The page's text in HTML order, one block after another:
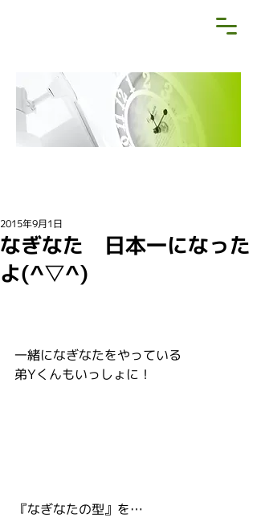
なぎなた 日本一になった
よ(^▽^)
2015年9月1日
一緒になぎなたをやっている
弟Yくんもいっしょに！
『なぎなたの型』を…